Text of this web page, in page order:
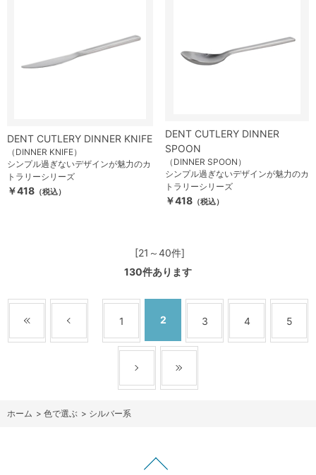
DENT CUTLERY DINNER KNIFE
（DINNER KNIFE）
シンプル過ぎないデザインが魅力のカ
トラリーシリーズ
￥418 （税込）
DENT CUTLERY DINNER
SPOON
（DINNER SPOON）
シンプル過ぎないデザインが魅力のカ
トラリーシリーズ
￥418 （税込）
[21～40件]
130件あります
1 2 3 4 5
ホーム > 色で選ぶ > シルバー系